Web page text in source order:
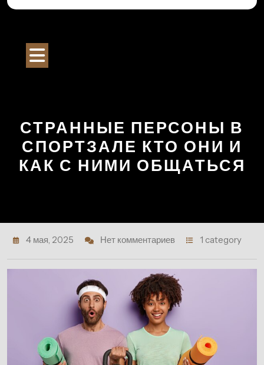
Перейти
СТРАННЫЕ ПЕРСОНЫ В
СПОРТЗАЛЕ КТО ОНИ И
КАК С НИМИ ОБЩАТЬСЯ
4 мая, 2025 Нет комментариев 1 category